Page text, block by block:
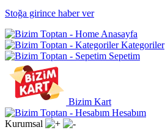
Stoğa girince haber ver
Anasayfa
Kategoriler
Sepetim
Bizim Kart
Hesabım
Kurumsal